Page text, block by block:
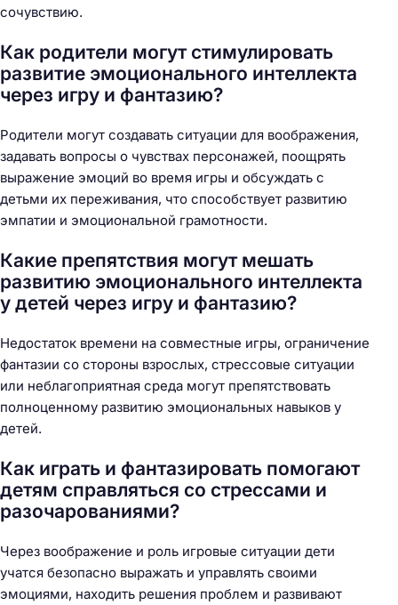
сочувствию.
Как родители могут стимулировать
развитие эмоционального интеллекта
через игру и фантазию?
Родители могут создавать ситуации для воображения,
задавать вопросы о чувствах персонажей, поощрять
выражение эмоций во время игры и обсуждать с
детьми их переживания, что способствует развитию
эмпатии и эмоциональной грамотности.
Какие препятствия могут мешать
развитию эмоционального интеллекта
у детей через игру и фантазию?
Недостаток времени на совместные игры, ограничение
фантазии со стороны взрослых, стрессовые ситуации
или неблагоприятная среда могут препятствовать
полноценному развитию эмоциональных навыков у
детей.
Как играть и фантазировать помогают
детям справляться со стрессами и
разочарованиями?
Через воображение и роль игровые ситуации дети
учатся безопасно выражать и управлять своими
эмоциями, находить решения проблем и развивают